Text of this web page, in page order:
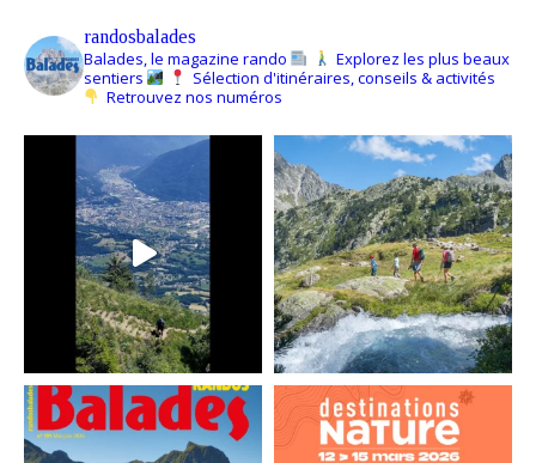
randosbalades
Balades, le magazine rando
Explorez les plus beaux
sentiers
Sélection d'itinéraires, conseils & activités
Retrouvez nos numéros